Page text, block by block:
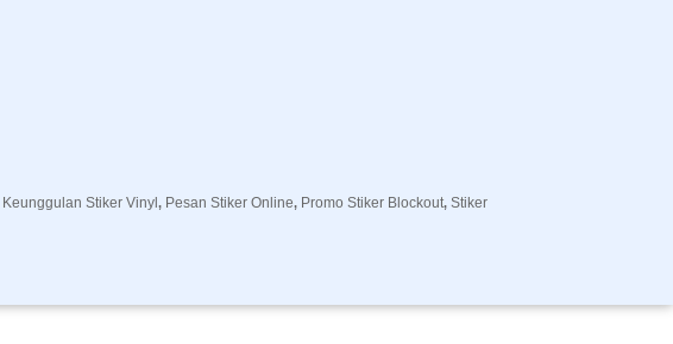
Keunggulan Stiker Vinyl, Pesan Stiker Online, Promo Stiker Blockout, Stiker